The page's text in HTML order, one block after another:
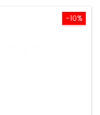
−10%